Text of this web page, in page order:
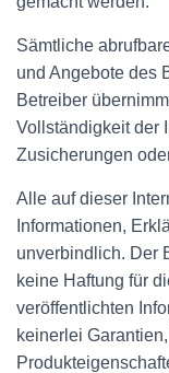
Sämtliche
und Angebote des
Betreiber
Vollständigkeit der
Zusicherungen
Alle auf dieser
Informationen,
unverbindlich. Der
keine Haftung für
veröffentlichten
keinerlei